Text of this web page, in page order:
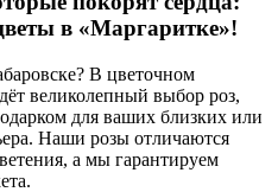
в «Маргаритке»!
В цветочном
великолепный выбор роз,
для ваших близких или
Наши розы отличаются
а мы гарантируем